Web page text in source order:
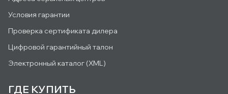
Условия гарантии
Проверка сертификата дилера
Цифровой гарантийный талон
Электронный каталог (XML)
ГДЕ КУПИТЬ